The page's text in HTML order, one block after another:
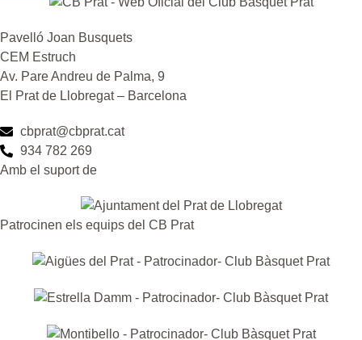
Pavelló Joan Busquets
CEM Estruch
Av. Pare Andreu de Palma, 9
El Prat de Llobregat – Barcelona
cbprat@cbprat.cat
934 782 269
Amb el suport de
Patrocinen els equips del CB Prat